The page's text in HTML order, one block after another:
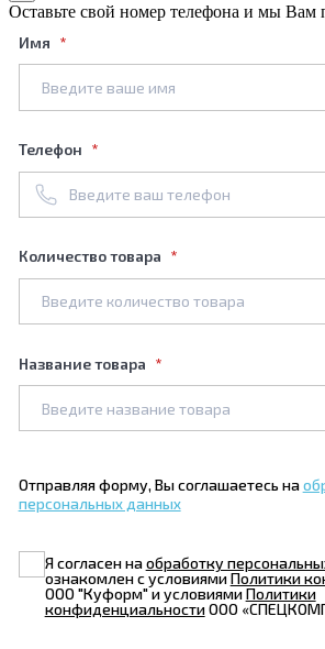
Оставьте свой номер телефона и мы Вам
Имя
Телефон
Количество товара
Название товара
Отправляя форму, Вы соглашаетесь на
персональных данных
Я согласен наобработку
ознакомлен с условиямиПолитики
ООО "Куформ" и условиямиПолитики
конфиденциальностиООО